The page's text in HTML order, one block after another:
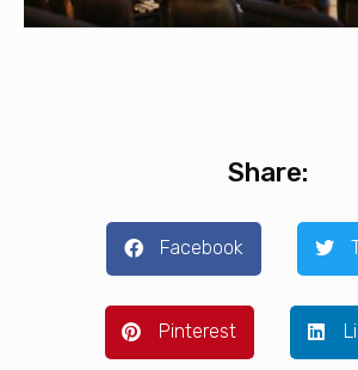
Share:
Facebook
Pinterest